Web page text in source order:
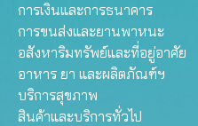
การเงินและการธนาคาร
การขนส่งและยานพาหนะ
อสังหาริมทรัพย์และที่อยู่อาศัย
อาหาร ยา และผลิตภัณฑ์ฯ
บริการสุขภาพ
สินค้าและบริการทั่วไป